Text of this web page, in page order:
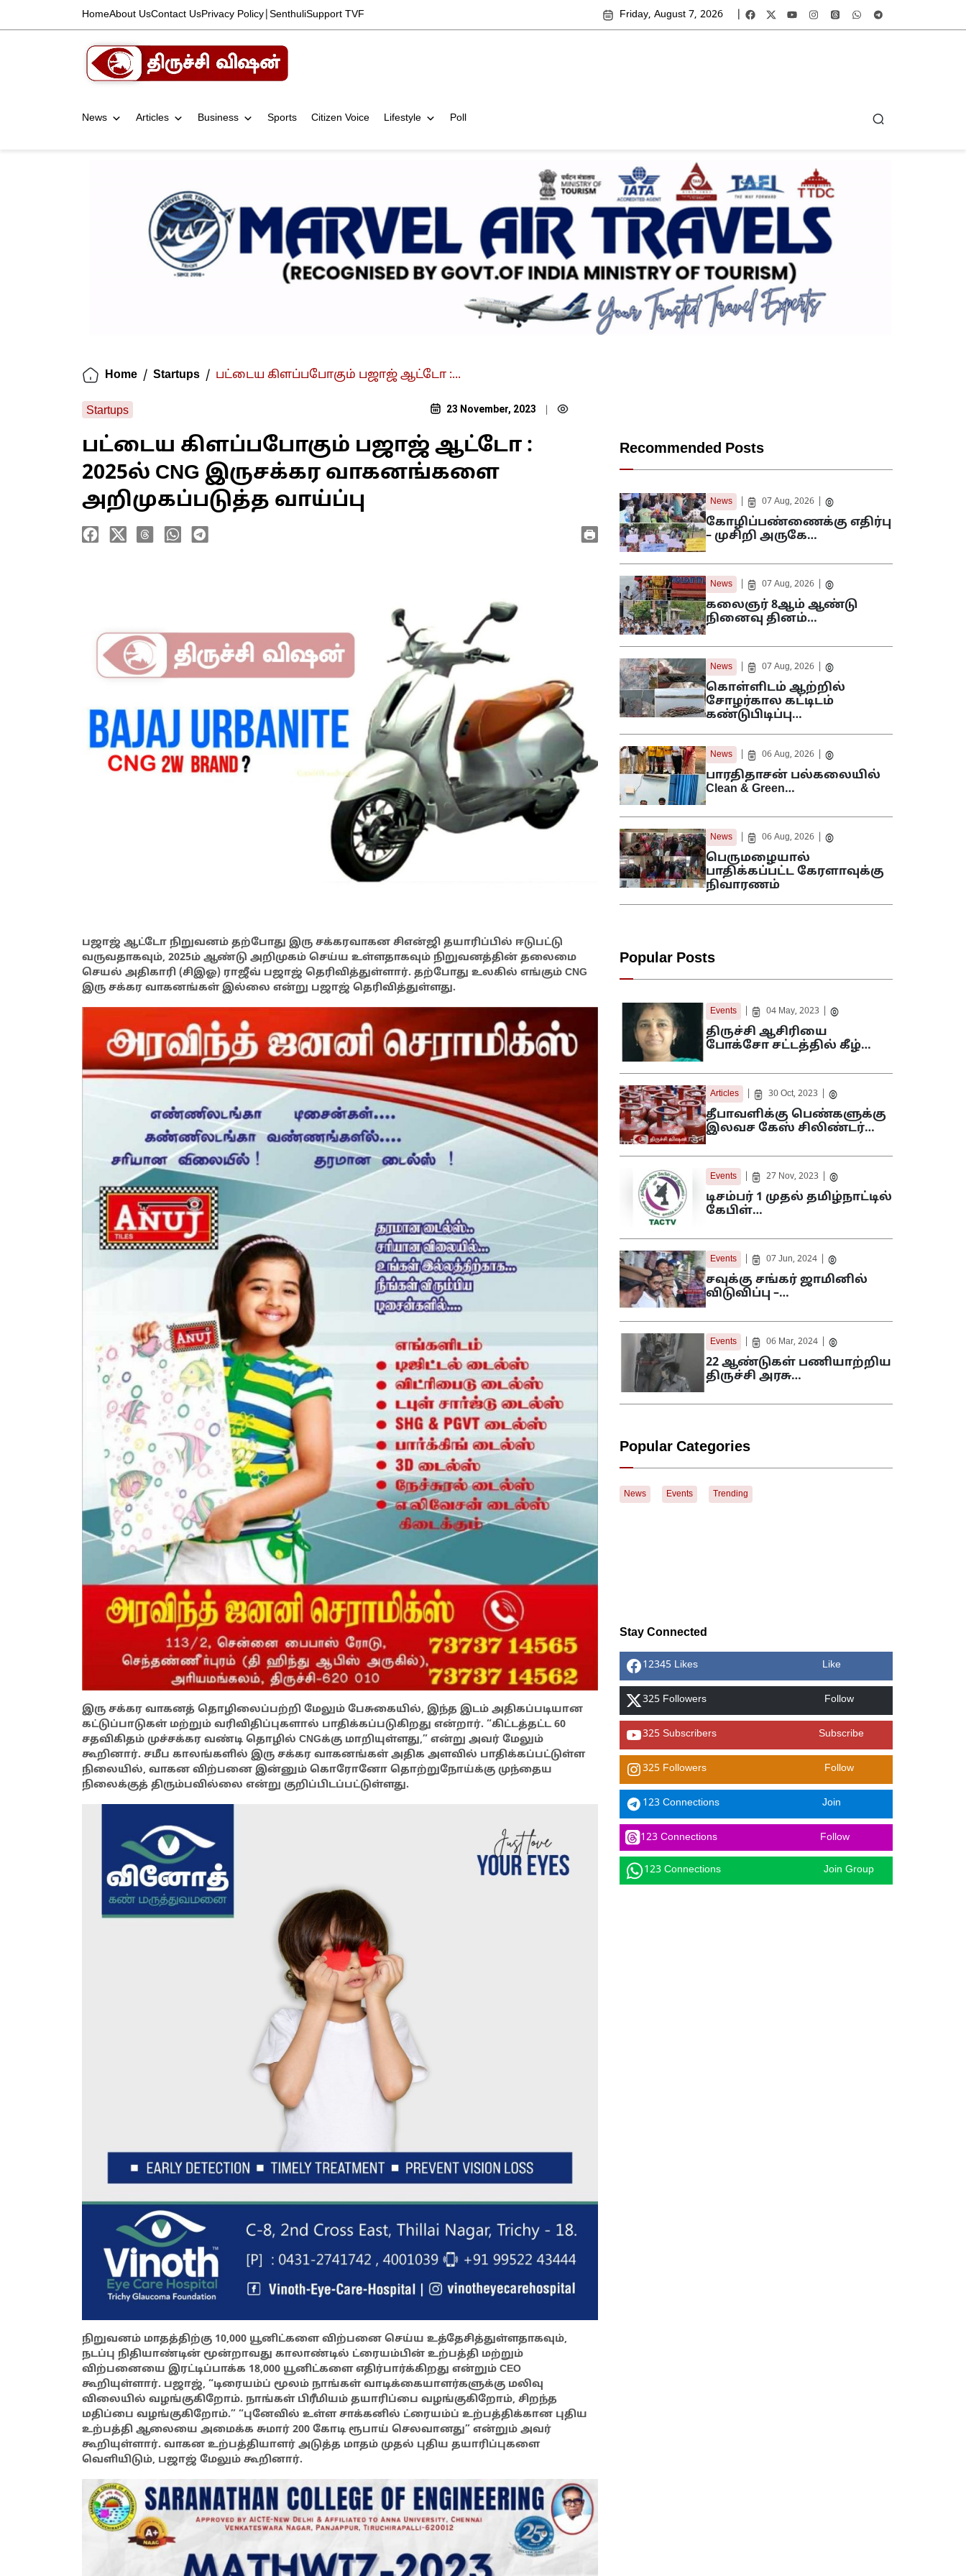
HomeAbout UsContact UsPrivacy Policy SenthuliSupport TVF Friday, August 7, 2026
News Articles Business Sports Citizen Voice Lifestyle Poll
Home / Startups / பட்டைய கிளப்பபோகும் பஜாஜ் ஆட்டோ :...
Startups 23 November, 2023
பட்டைய கிளப்பபோகும் பஜாஜ் ஆட்டோ :
2025ல் CNG இருசக்கர வாகனங்களை
அறிமுகப்படுத்த வாய்ப்பு
பஜாஜ் ஆட்டோ நிறுவனம் தற்போது இரு சக்கரவாகன சிஎன்ஜி தயாரிப்பில் ஈடுபட்டு
வருவதாகவும், 2025ம் ஆண்டு அறிமுகம் செய்ய உள்ளதாகவும் நிறுவனத்தின் தலைமை
செயல் அதிகாரி (சிஇஓ) ராஜீவ் பஜாஜ் தெரிவித்துள்ளார். தற்போது உலகில் எங்கும் CNG
இரு சக்கர வாகனங்கள் இல்லை என்று பஜாஜ் தெரிவித்துள்ளது.
இரு சக்கர வாகனத் தொழிலைப்பற்றி மேலும் பேசுகையில், இந்த இடம் அதிகப்படியான
கட்டுப்பாடுகள் மற்றும் வரிவிதிப்புகளால் பாதிக்கப்படுகிறது என்றார். “கிட்டத்தட்ட 60
சதவிகிதம் முச்சக்கர வண்டி தொழில் CNGக்கு மாறியுள்ளது,” என்று அவர் மேலும்
கூறினார். சமீப காலங்களில் இரு சக்கர வாகனங்கள் அதிக அளவில் பாதிக்கப்பட்டுள்ள
நிலையில், வாகன விற்பனை இன்னும் கொரோனோ தொற்றுநோய்க்கு முந்தைய
நிலைக்குத் திரும்பவில்லை என்று குறிப்பிடப்பட்டுள்ளது.
நிறுவனம் மாதத்திற்கு 10,000 யூனிட்களை விற்பனை செய்ய உத்தேசித்துள்ளதாகவும்,
நடப்பு நிதியாண்டின் மூன்றாவது காலாண்டில் ட்ரையம்பின் உற்பத்தி மற்றும்
விற்பனையை இரட்டிப்பாக்க 18,000 யூனிட்களை எதிர்பார்க்கிறது என்றும் CEO
கூறியுள்ளார். பஜாஜ், “டிரையம்ப் மூலம் நாங்கள் வாடிக்கையாளர்களுக்கு மலிவு
விலையில் வழங்குகிறோம். நாங்கள் பிரீமியம் தயாரிப்பை வழங்குகிறோம், சிறந்த
மதிப்பை வழங்குகிறோம்.” “புனேவில் உள்ள சாக்கனில் ட்ரையம்ப் உற்பத்திக்கான புதிய
உற்பத்தி ஆலையை அமைக்க சுமார் 200 கோடி ரூபாய் செலவானது” என்றும் அவர்
கூறியுள்ளார். வாகன உற்பத்தியாளர் அடுத்த மாதம் முதல் புதிய தயாரிப்புகளை
வெளியிடும், பஜாஜ் மேலும் கூறினார்.
Recommended Posts
News 07 Aug, 2026
கோழிப்பண்ணைக்கு எதிர்பு
– முசிறி அருகே…
News 07 Aug, 2026
கலைஞர் 8ஆம் ஆண்டு
நினைவு தினம்…
News 07 Aug, 2026
கொள்ளிடம் ஆற்றில்
சோழர்கால கட்டிடம்
கண்டுபிடிப்பு…
News 06 Aug, 2026
பாரதிதாசன் பல்கலையில்
Clean & Green…
News 06 Aug, 2026
பெருமழையால்
பாதிக்கப்பட்ட கேரளாவுக்கு
நிவாரணம்
Popular Posts
Events 04 May, 2023
திருச்சி ஆசிரியை
போக்சோ சட்டத்தில் கீழ்…
Articles 30 Oct, 2023
தீபாவளிக்கு பெண்களுக்கு
இலவச கேஸ் சிலிண்டர்…
Events 27 Nov, 2023
டிசம்பர் 1 முதல் தமிழ்நாட்டில்
கேபிள்…
Events 07 Jun, 2024
சவுக்கு சங்கர் ஜாமினில்
விடுவிப்பு –…
Events 06 Mar, 2024
22 ஆண்டுகள் பணியாற்றிய
திருச்சி அரசு…
Popular Categories
News Events Trending
Stay Connected
12345 Likes Like
325 Followers Follow
325 Subscribers Subscribe
325 Followers Follow
123 Connections Join
123 Connections Follow
123 Connections Join Group